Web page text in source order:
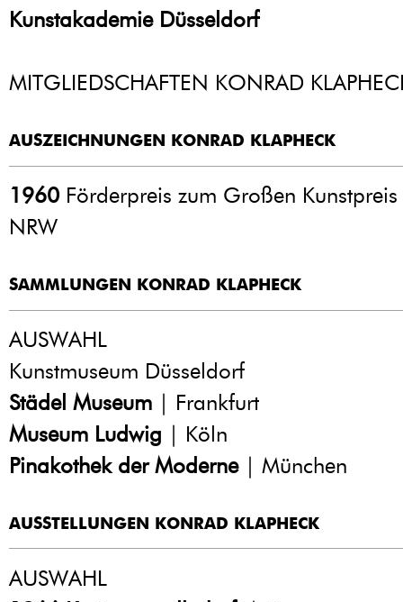
Kunstakademie Düsseldorf
MITGLIEDSCHAFTEN KONRAD
AUSZEICHNUNGEN KONRAD KLAPHECK
1960 Förderpreis zum Großen
NRW
SAMMLUNGEN KONRAD KLAPHECK
AUSWAHL
Kunstmuseum Düsseldorf
Städel Museum | Frankfurt
Museum Ludwig | Köln
Pinakothek der Moderne| München
AUSSTELLUNGEN KONRAD KLAPHECK
AUSWAHL